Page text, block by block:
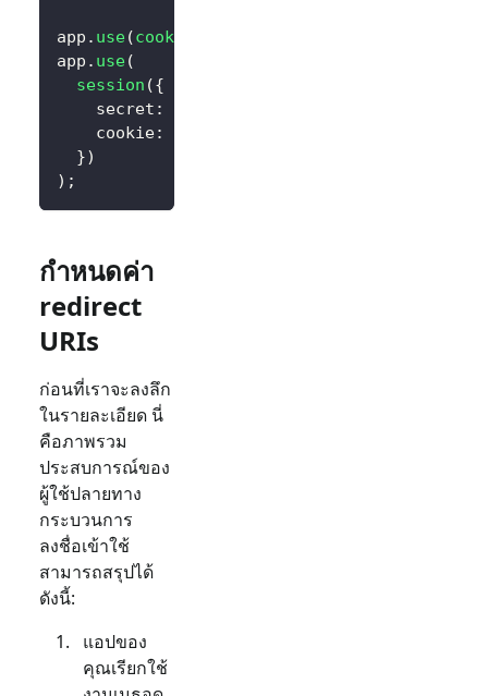
app . use(cookieParser
app . use(
session ({
    secret
:
    cookie
:
})
) ;
กำหนดค่า
redirect
URIs
ก่อนที่เราจะลงลึก
ในรายละเอียด นี่
คือภาพรวม
ประสบการณ์ของ
ผู้ใช้ปลายทาง
กระบวนการ
ลงชื่อเข้าใช้
สามารถสรุปได้
ดังนี้:
แอปของ
คุณเรียกใช้